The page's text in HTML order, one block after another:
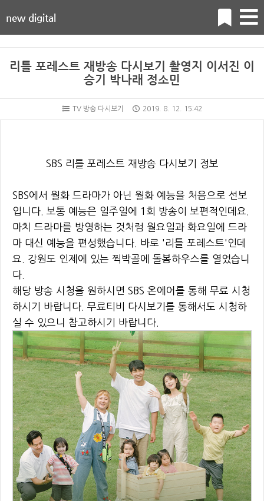
new digital
리틀 포레스트 재방송 다시보기 촬영지 이서진 이
승기 박나래 정소민
TV 방송 다시보기 2019. 8. 12. 15:42
SBS 리틀 포레스트 재방송 다시보기 정보
SBS에서 월화 드라마가 아닌 월화 예능을 처음으로 선보
입니다. 보통 예능은 일주일에 1회 방송이 보편적인데요.
마치 드라마를 방영하는 것처럼 월요일과 화요일에 드라
마 대신 예능을 편성했습니다. 바로 '리틀 포레스트'인데
요. 강원도 인제에 있는 찍박골에 돌봄하우스를 열었습니
다.
해당 방송 시청을 원하시면 SBS 온에어를 통해 무료 시청
하시기 바랍니다. 무료티비 다시보기를 통해서도 시청하
실 수 있으니 참고하시기 바랍니다.